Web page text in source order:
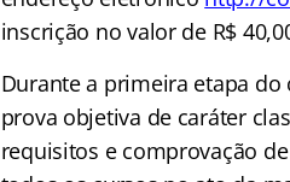
inscrição no valor de R$
Durante a primeira etapa
prova objetiva de caráter
requisitos e comprovação